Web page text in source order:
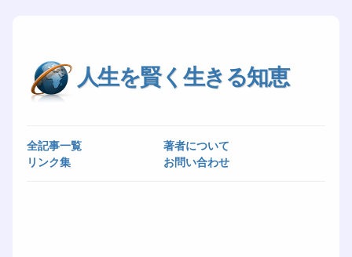
人生を賢く生きる知恵
全記事一覧
著者について
リンク集
お問い合わせ